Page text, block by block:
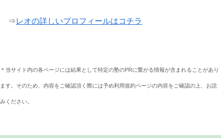
⇒レオの詳しいプロフィールはコチラ
＊当サイト内の各ページには結果として特定の塾のPRに繋がる情報が含まれることがあり
ます。そのため、内容をご確認頂く際には予め利用規約ページの内容をご確認の上、お読
みください。